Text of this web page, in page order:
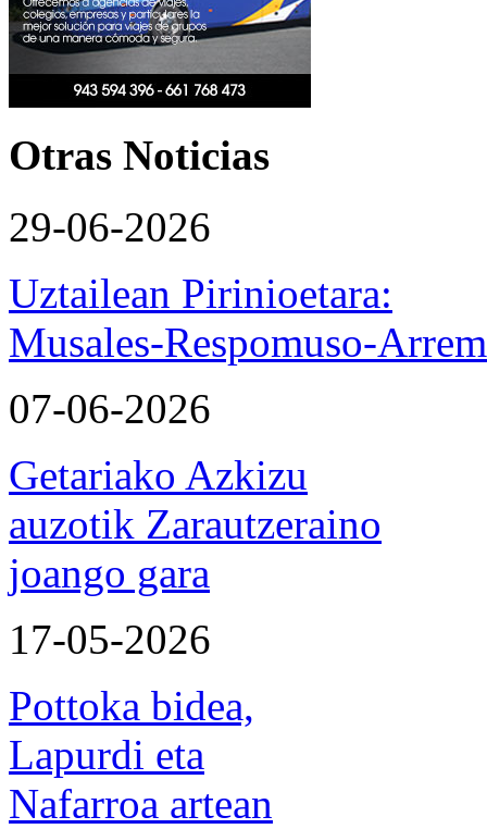
Otras Noticias
29-06-2026
Uztailean Pirinioetara:
Musales-Respomuso-
07-06-2026
Getariako Azkizu
auzotik Zarautzeraino
joango gara
17-05-2026
Pottoka bidea,
Lapurdi eta
Nafarroa artean